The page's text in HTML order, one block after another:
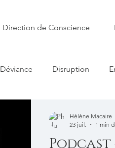
Direction de Conscience
Déviance Disruption
Podcast
Hélène Macaire
23 juil.
1 min